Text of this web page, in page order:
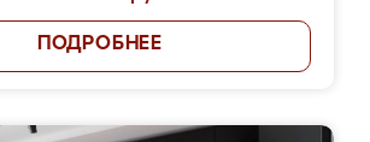
ПОДРОБНЕЕ